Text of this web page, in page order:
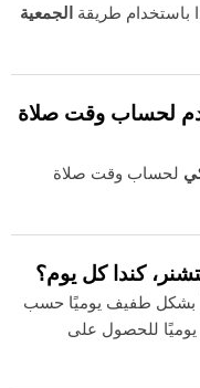
باستخدام طريقة الجمعية
لحساب وقت صلاة
لحساب وقت صلاة
كندا كل يوم؟
بشكل طفيف يوميًا حسب
للحصول على